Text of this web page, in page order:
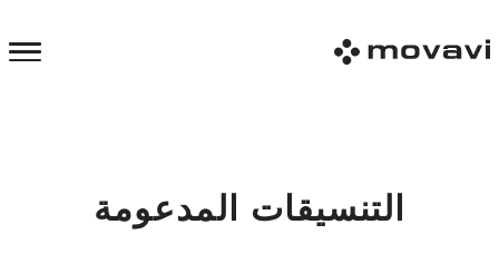
التنسيقات المدعومة